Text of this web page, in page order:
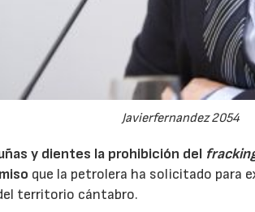
Javierfernandez 2054
y dientes la prohibición del
que la petrolera ha solicitado para
territorio cántabro.